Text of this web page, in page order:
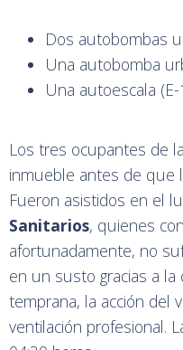
Dos autobombas
Una autobomba
Una autoescala (E-
Los tres ocupantes de
inmueble antes de que
Fueron asistidos en el
Sanitarios, quienes
afortunadamente, no
en un susto gracias a la
temprana, la acción del
ventilación profesional.